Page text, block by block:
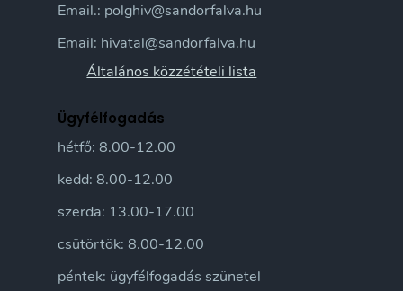
Email.: polghiv@sandorfalva.hu
Email: hivatal@sandorfalva.hu
Általános közzétételi lista
Ügyfélfogadás
hétfő: 8.00-12.00
kedd: 8.00-12.00
szerda: 13.00-17.00
csütörtök: 8.00-12.00
péntek: ügyfélfogadás szünetel